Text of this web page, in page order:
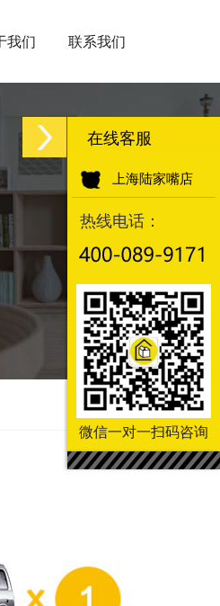
我们 联系我们
在线客服
上海陆家嘴店
热线电话：
微信一对一扫码咨询